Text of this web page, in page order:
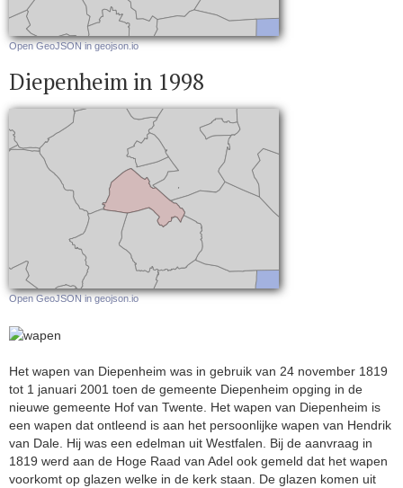
Open GeoJSON in geojson.io
Diepenheim in 1998
Open GeoJSON in geojson.io
Het wapen van Diepenheim was in gebruik van 24 november 1819
tot 1 januari 2001 toen de gemeente Diepenheim opging in de
nieuwe gemeente Hof van Twente. Het wapen van Diepenheim is
een wapen dat ontleend is aan het persoonlijke wapen van Hendrik
van Dale. Hij was een edelman uit Westfalen. Bij de aanvraag in
1819 werd aan de Hoge Raad van Adel ook gemeld dat het wapen
voorkomt op glazen welke in de kerk staan. De glazen komen uit